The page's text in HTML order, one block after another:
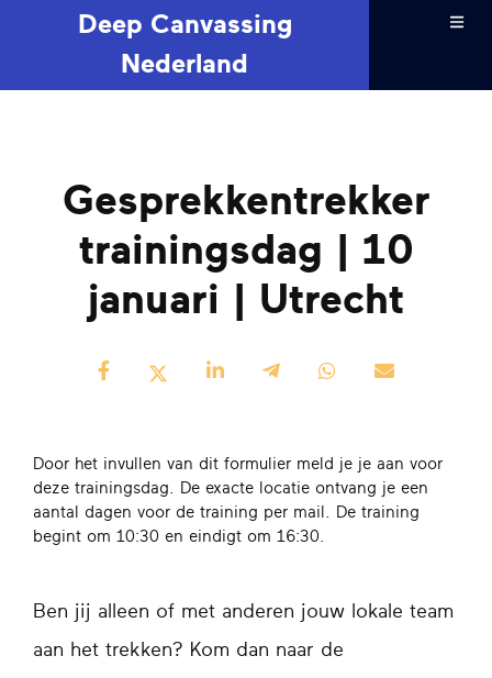
Deep Canvassing
Nederland
Gesprekkentrekker
trainingsdag | 10
januari | Utrecht
Door het invullen van dit formulier meld je je aan voor
deze trainingsdag. De exacte locatie ontvang je een
aantal dagen voor de training per mail. De training
begint om 10:30 en eindigt om 16:30.
Ben jij alleen of met anderen jouw lokale team
aan het trekken? Kom dan naar de